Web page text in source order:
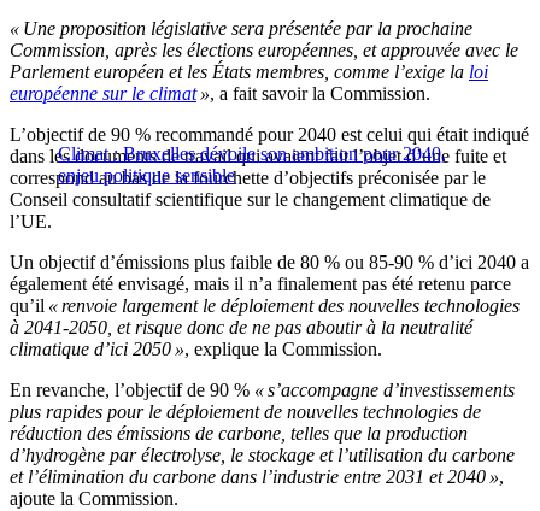
« Une proposition législative sera présentée par la prochaine
Commission, après les élections européennes, et approuvée avec le
Parlement européen et les États membres, comme l’exige la loi
européenne sur le climat», a fait savoir la Commission.
Climat : Bruxelles dévoile son ambition pour 2040,
enjeu politique sensible
L’objectif de 90 % recommandé pour 2040 est celui qui était indiqué
dans les documents de travail qui avaient fait l’objet d’une fuite et
correspond au bas de la fourchette d’objectifs préconisée par le
Conseil consultatif scientifique sur le changement climatique de
l’UE.
Un objectif d’émissions plus faible de 80 % ou 85-90 % d’ici 2040 a
également été envisagé, mais il n’a finalement pas été retenu parce
qu’il « renvoie largement le déploiement des nouvelles technologies
à 2041-2050, et risque donc de ne pas aboutir à la neutralité
climatique d’ici 2050 », explique la Commission.
En revanche, l’objectif de 90 % « s’accompagne d’investissements
plus rapides pour le déploiement de nouvelles technologies de
réduction des émissions de carbone, telles que la production
d’hydrogène par électrolyse, le stockage et l’utilisation du carbone
et l’élimination du carbone dans l’industrie entre 2031 et 2040 »,
ajoute la Commission.